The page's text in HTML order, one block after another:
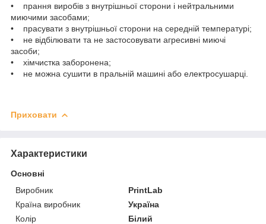
• прання виробів з внутрішньої сторони і нейтральними
миючими засобами;
• прасувати з внутрішньої сторони на середній температурі;
• не відбілювати та не застосовувати агресивні миючі
засоби;
• хімчистка заборонена;
• не можна сушити в пральній машині або електросушарці.
Приховати
Характеристики
Основні
Виробник
PrintLab
Країна виробник
Україна
Колір
Білий